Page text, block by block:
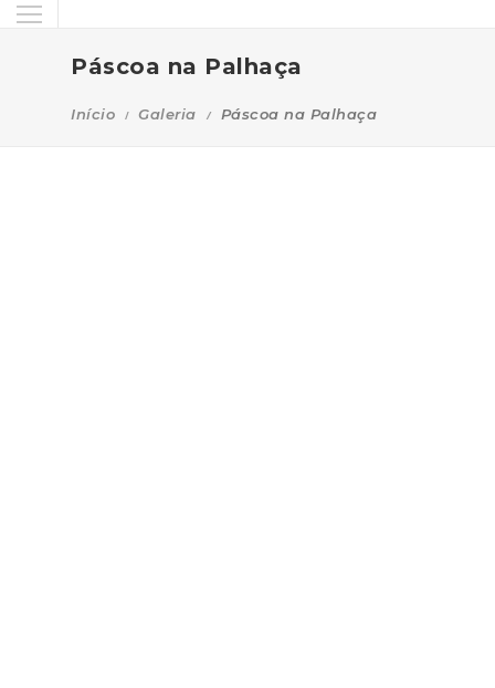
Páscoa na Palhaça
Início Galeria Páscoa na Palhaça